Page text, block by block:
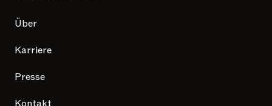
Über
Karriere
Presse